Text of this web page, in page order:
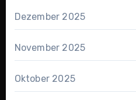
Dezember 2025
November 2025
Oktober 2025